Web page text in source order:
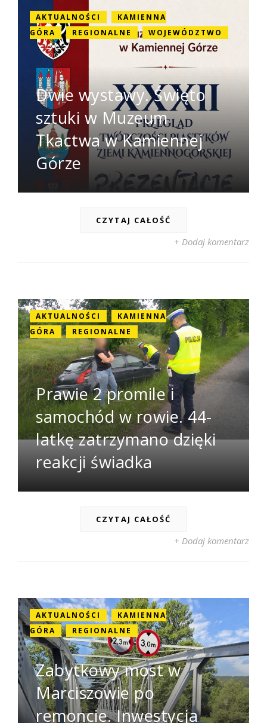
Dwie wystawy. Święto
sztuki w Muzeum
Tkactwa w Kamiennej
Górze
AKTUALNOŚCI
KAMIENNA
GÓRA
REGIONALNE WOJEWÓDZTWO
CZYTAJ CAŁOŚĆ
+ Dodaj komentarz
Prawie 2 promile i
samochód w rowie. 44-
latkę zatrzymano dzięki
reakcji świadka
AKTUALNOŚCI
KAMIENNA
GÓRA
REGIONALNE
CZYTAJ CAŁOŚĆ
+ Dodaj komentarz
Zabytkowy most w
Marciszowie po
remoncie. Inwestycja
AKTUALNOŚCI
KAMIENNA
GÓRA
REGIONALNE